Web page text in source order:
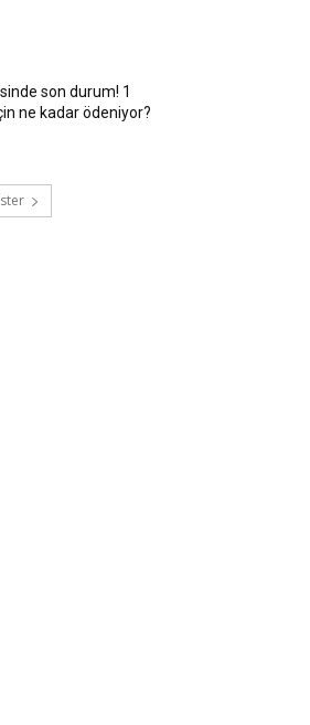
son durum! 1
ne kadar ödeniyor?